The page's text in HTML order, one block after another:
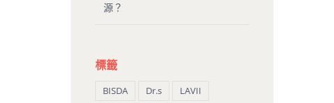
源？
標籤
BISDA Dr.s
LAVII